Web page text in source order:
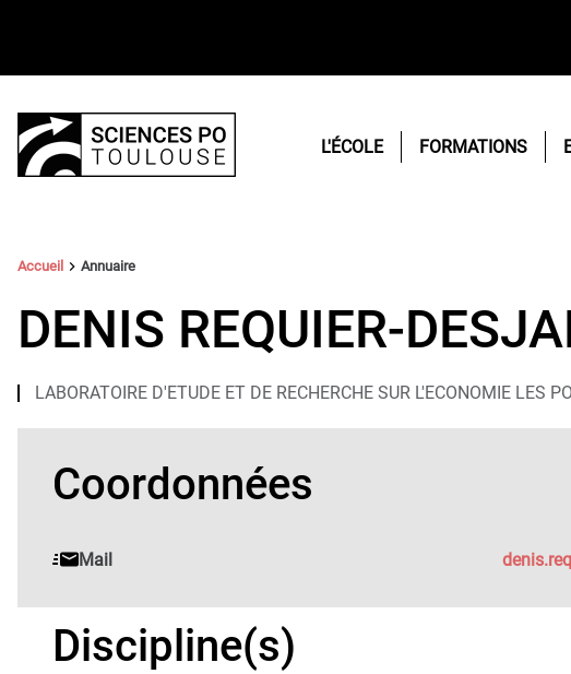
L'ÉCOLE FORMATIONS
Vous
Accueil Annuaire
DENIS REQUIER-
LABORATOIRE D'ETUDE ET DE RECHERCHE SUR L'ECONOMIE LES
Coordonnées
Mail
Discipline(s)